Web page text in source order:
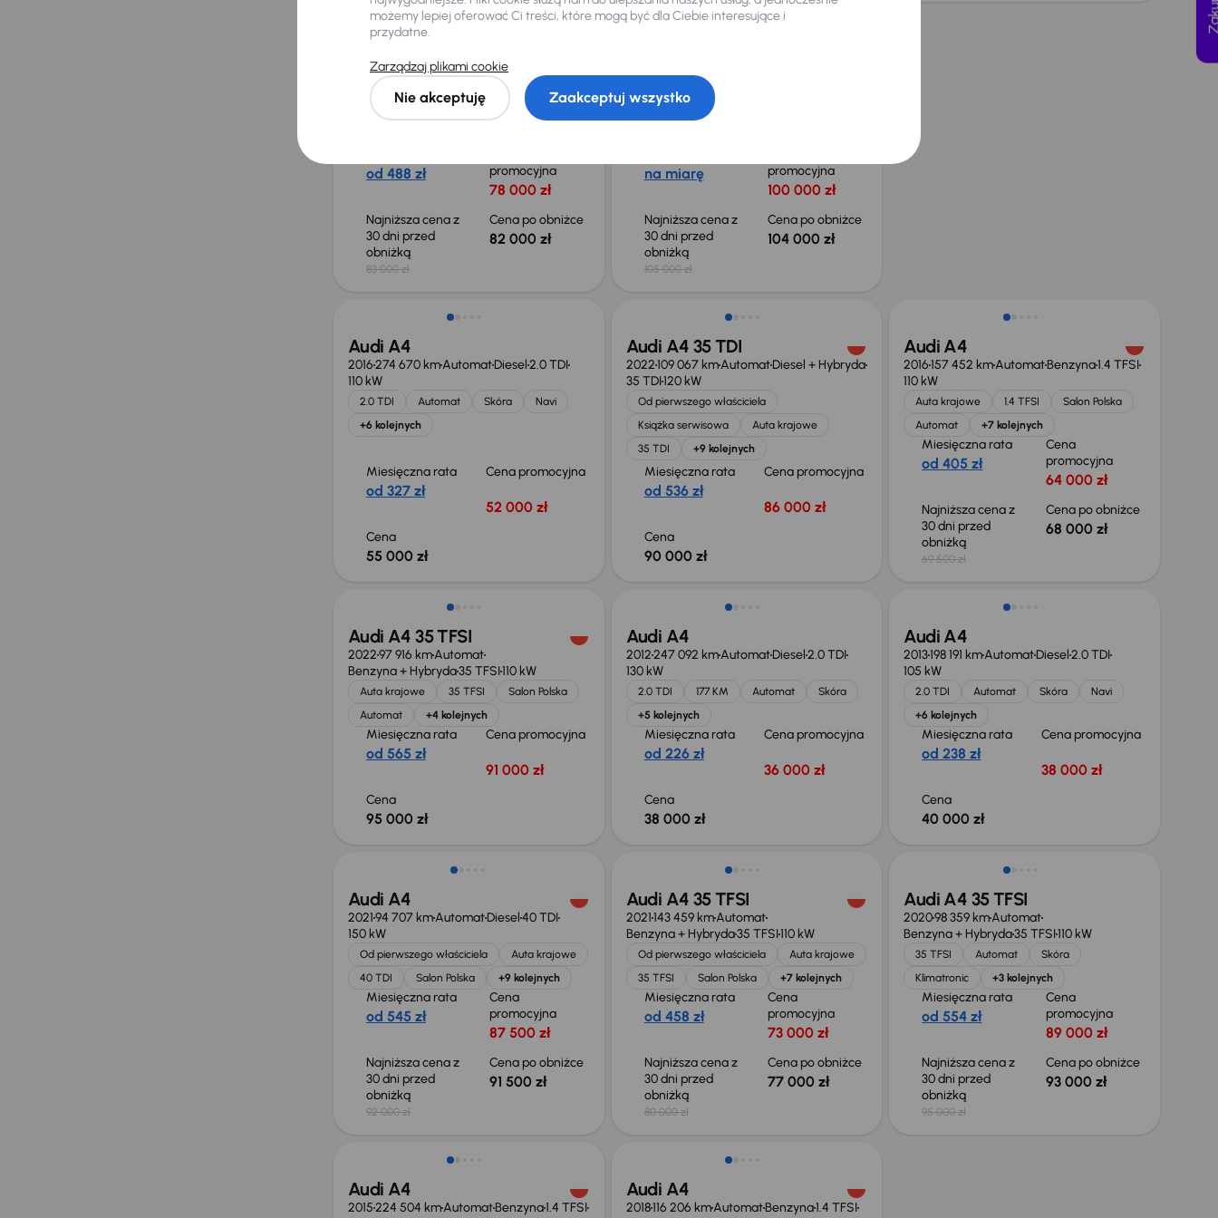
Audi A4 35 TDI
202073 527 kmAutomatDiesel + Hybryda
35 TDI
120 kW
35 TDI VAT 23%
od 488 zł
promocyjna
78 000 zł
Najniższa cena z
30 dni przed
obniżką
83 000 zł
Cena po obniżce
82 000 zł
202398 317 km
Benzyna + Hybryda
Od pierwszego właściciela
na miarę
promocyjna
100 000 zł
Najniższa cena z
30 dni przed
obniżką
105 000 zł
Cena po obniżce
104 000 zł
Audi A4
2016274 670 kmAutomatDiesel2.0 TDI
110 kW
2.0 TDI Automat Skóra
Navi
+6 kolejnych
Miesięczna rata
od 327 zł
Cena promocyjna
52 000 zł
Cena
55 000 zł
Możliwość odliczenia VAT
Audi A4 35 TDI
2022109 067 kmAutomatDiesel + Hybryda
35 TDI120 kW
Od pierwszego właściciela
Książka serwisowa
Auta krajowe
35 TDI
+9 kolejnych
Miesięczna rata
od 536 zł
Cena promocyjna
86 000 zł
Cena
90 000 zł
Audi A4
2016157 452 kmAutomatBenzyna1.4 TFSI
110 kW
Auta krajowe 1.4 TFSI
Salon Polska
Automat
+7 kolejnych
Miesięczna rata
od 405 zł
Cena
promocyjna
64 000 zł
Najniższa cena z
30 dni przed
obniżką
69 500 zł
Cena po obniżce
68 000 zł
Audi A4 35 TFSI
202297 916 kmAutomat
Benzyna + Hybryda35 TFSI110 kW
Auta krajowe 35 TFSI
Salon Polska
Automat
+4 kolejnych
Miesięczna rata
od 565 zł
Cena promocyjna
91 000 zł
Cena
95 000 zł
Audi A4
2012247 092 kmAutomatDiesel2.0 TDI
130 kW
2.0 TDI 177 KM Automat
Skóra
+5 kolejnych
Miesięczna rata
od 226 zł
Cena promocyjna
36 000 zł
Cena
38 000 zł
Audi A4
2013198 191 kmAutomatDiesel2.0 TDI
105 kW
2.0 TDI Automat Skóra
Navi
+6 kolejnych
Miesięczna rata
od 238 zł
Cena promocyjna
38 000 zł
Cena
40 000 zł
Taniej o 500 zł
Audi A4
202194 707 kmAutomatDiesel40 TDI
150 kW
Od pierwszego właściciela
Auta krajowe
40 TDI
Salon Polska +9 kolejnych
Miesięczna rata
od 545 zł
Cena
promocyjna
87 500 zł
Najniższa cena z
30 dni przed
obniżką
92 000 zł
Cena po obniżce
91 500 zł
Taniej o 3 000 zł
Audi A4 35 TFSI
2021143 459 kmAutomat
Benzyna + Hybryda35 TFSI110 kW
Od pierwszego właściciela
Auta krajowe
35 TFSI
Salon Polska +7 kolejnych
Miesięczna rata
od 458 zł
Cena
promocyjna
73 000 zł
Najniższa cena z
30 dni przed
obniżką
80 000 zł
Cena po obniżce
77 000 zł
Audi A4 35 TFSI
202098 359 kmAutomat
Benzyna + Hybryda35 TFSI110 kW
35 TFSI Automat
Skóra
Klimatronic
+3 kolejnych
Miesięczna rata
od 554 zł
Cena
promocyjna
89 000 zł
Najniższa cena z
30 dni przed
obniżką
95 000 zł
Cena po obniżce
93 000 zł
Audi A4
2015224 504 kmAutomatBenzyna1.4 TFSI
Taniej o 2 000 zł
Audi A4
2018116 206 kmAutomatBenzyna1.4 TFSI
możemy lepiej oferować Ci treści, które mogą być dla Ciebie interesujące i
przydatne.
Zarządzaj plikami cookie
Nie akceptuję Zaakceptuj wszystko